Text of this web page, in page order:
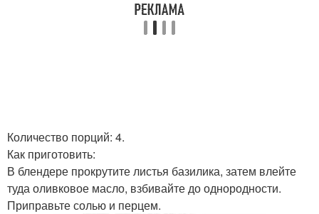
Количество порций: 4.
Как приготовить:
В блендере прокрутите листья базилика, затем влейте
туда оливковое масло, взбивайте до однородности.
Приправьте солью и перцем.